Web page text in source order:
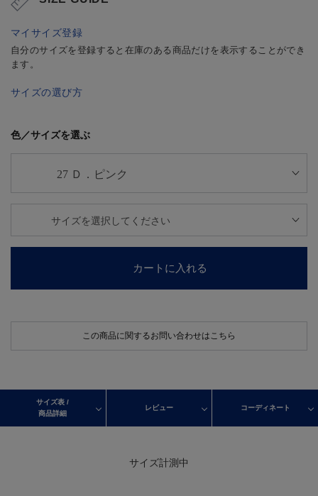
マイサイズ登録
自分のサイズを登録すると在庫のある商品だけを表示することができ
ます。
サイズの選び方
色／サイズを選ぶ
カートに入れる
この商品に関するお問い合わせはこちら
サイズ表 /
商品詳細
レビュー コーディネート
サイズ計測中